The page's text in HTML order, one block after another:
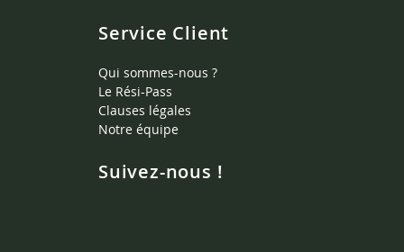
Service Client
Qui sommes-nous ?
Le Rési-Pass
Clauses légales
Notre équipe
Suivez-nous !